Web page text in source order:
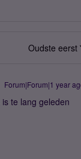
Oudste eerst
Forum|Forum|1 year
te lang geleden